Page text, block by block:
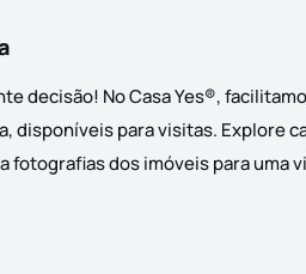
decisão! No Casa Yes®,
disponíveis para visitas.
dos imóveis para